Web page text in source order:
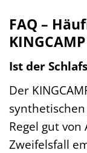
FAQ –
Ist der
Der
Regel gut
Zweifelsfall